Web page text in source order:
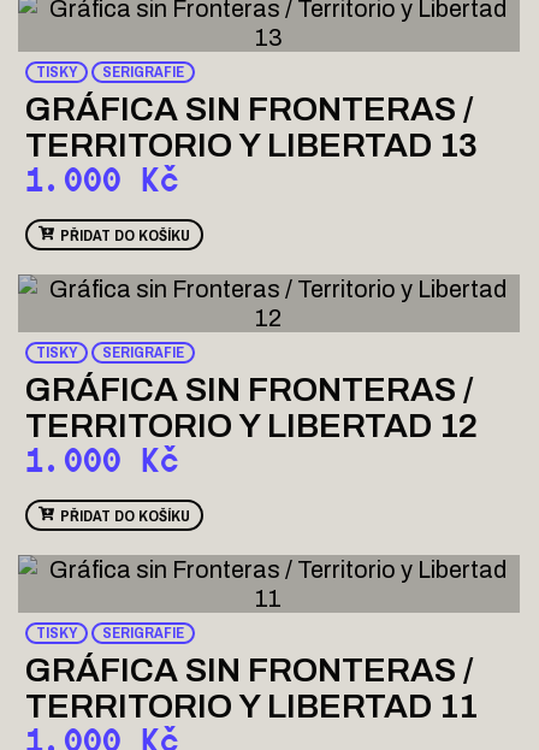
TISKY SERIGRAFIE
GRÁFICA SIN FRONTERAS /
TERRITORIO Y LIBERTAD 13
1.000 Kč
PŘIDAT DO KOŠÍKU
TISKY SERIGRAFIE
GRÁFICA SIN FRONTERAS /
TERRITORIO Y LIBERTAD 12
1.000 Kč
PŘIDAT DO KOŠÍKU
TISKY SERIGRAFIE
GRÁFICA SIN FRONTERAS /
TERRITORIO Y LIBERTAD 11